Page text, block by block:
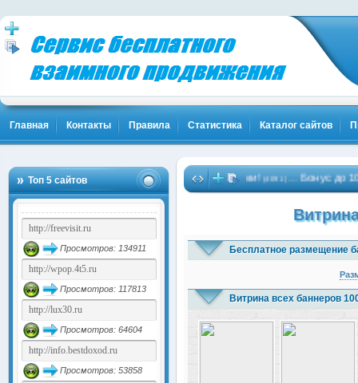
Главная Контакты Правила Статистика Каталог сайтов
Топ 5 сайтов
Просмотров: 134911
Просмотров: 117813
Просмотров: 64604
Просмотров: 53858
Жми!(1837)…Биткоины бесплатно - Жми! (4091)…Бонус до 10000
Бесплатное размещение
Витрина всех баннеров